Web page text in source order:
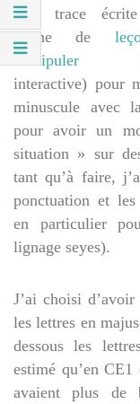
Une trace
forme de
manipuler
interactive) pour
minuscule avec
pour avoir un
situation » sur
tant qu’à faire,
ponctuation et
en particulier
lignage seyes).
J’ai choisi
les lettres en
dessous les
estimé qu’en
avaient plus de